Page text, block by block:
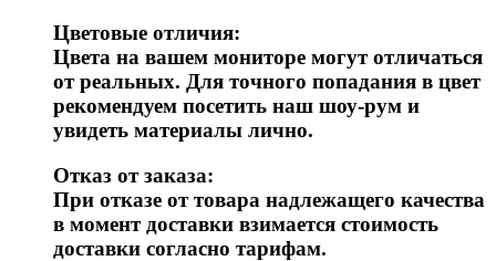
Цветовые отличия:
Цвета на вашем мониторе могут отличаться
от реальных. Для точного попадания в цвет
рекомендуем посетить наш шоу-рум и
увидеть материалы лично.
Отказ от заказа:
При отказе от товара надлежащего качества
в момент доставки взимается стоимость
доставки согласно тарифам.